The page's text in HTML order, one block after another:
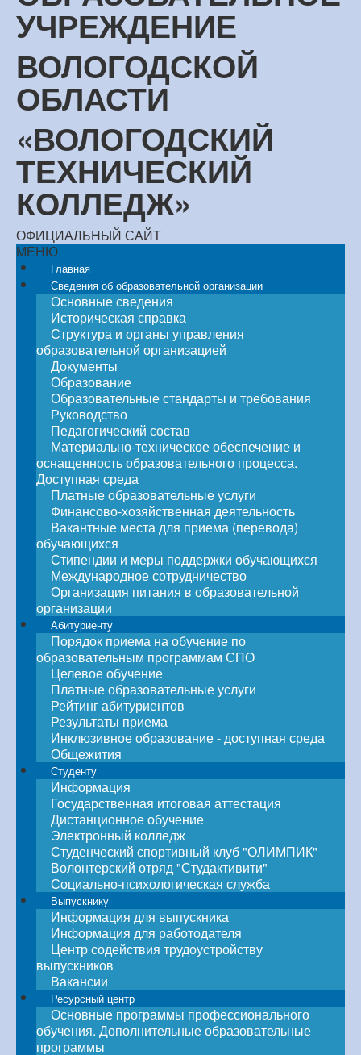
УЧРЕЖДЕНИЕ
ВОЛОГОДСКОЙ
ОБЛАСТИ
«ВОЛОГОДСКИЙ
ТЕХНИЧЕСКИЙ
КОЛЛЕДЖ»
ОФИЦИАЛЬНЫЙ САЙТ
МЕНЮ
Главная
Сведения об образовательной организации
Основные сведения
Историческая справка
Структура и органы управления
образовательной организацией
Документы
Образование
Образовательные стандарты и требования
Руководство
Педагогический состав
Материально-техническое обеспечение и
оснащенность образовательного процесса.
Доступная среда
Платные образовательные услуги
Финансово-хозяйственная деятельность
Вакантные места для приема (перевода)
обучающихся
Стипендии и меры поддержки обучающихся
Международное сотрудничество
Организация питания в образовательной
организации
Абитуриенту
Порядок приема на обучение по
образовательным программам СПО
Целевое обучение
Платные образовательные услуги
Рейтинг абитуриентов
Результаты приема
Инклюзивное образование - доступная среда
Общежития
Студенту
Информация
Государственная итоговая аттестация
Дистанционное обучение
Электронный колледж
Студенческий спортивный клуб "ОЛИМПИК"
Волонтерский отряд "Студактивити"
Социально-психологическая служба
Выпускнику
Информация для выпускника
Информация для работодателя
Центр содействия трудоустройству
выпускников
Вакансии
Ресурсный центр
Основные программы профессионального
обучения. Дополнительные образовательные
программы